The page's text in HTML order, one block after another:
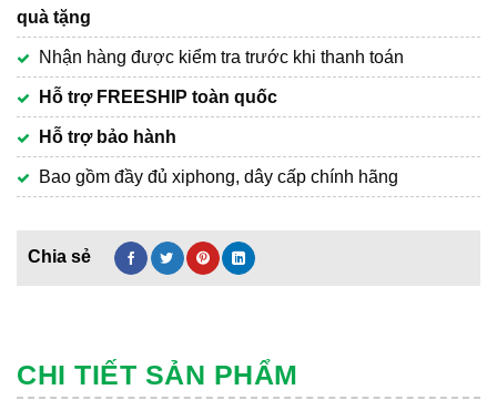
quà tặng
Nhận hàng được kiểm tra trước khi thanh toán
Hỗ trợ FREESHIP toàn quốc
Hỗ trợ bảo hành
Bao gồm đầy đủ xiphong, dây cấp chính hãng
CHI TIẾT SẢN PHẨM